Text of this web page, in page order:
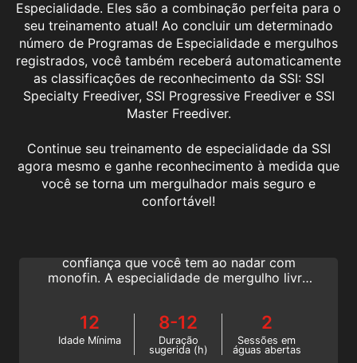
Especialidade. Eles são a combinação perfeita para o
seu treinamento atual! Ao concluir um determinado
número de Programas de Especialidade e mergulhos
registrados, você também receberá automaticamente
as classificações de reconhecimento da SSI: SSI
Specialty Freediver, SSI Progressive Freediver e SSI
Master Freediver.
Continue seu treinamento de especialidade da SSI
agora mesmo e ganhe reconhecimento à medida que
você se torna um mergulhador mais seguro e
confortável!
Monofin
confiança que você tem ao nadar com
monofin. A especialidade de mergulho livre
desfrutar de um melhor desempenho no
mergulho livre. Comece hoje mesmo on-
line!
12
Idade Mínima
8-12
Duração
sugerida (h)
2
Sessões em
águas abertas